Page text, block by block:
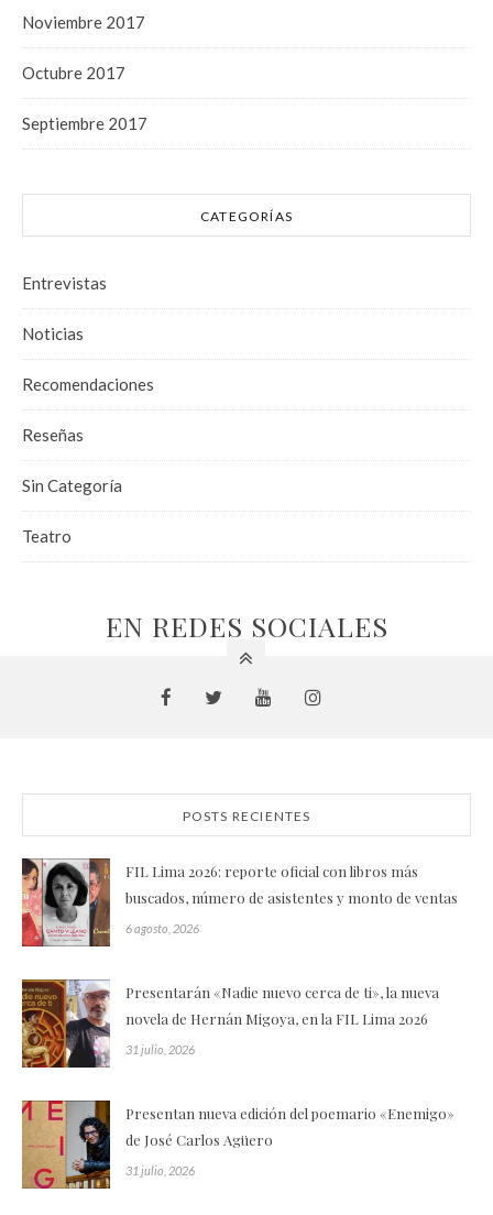
Noviembre 2017
Octubre 2017
Septiembre 2017
CATEGORÍAS
Entrevistas
Noticias
Recomendaciones
Reseñas
Sin Categoría
Teatro
EN REDES SOCIALES
POSTS RECIENTES
FIL Lima 2026: reporte oficial con libros más
buscados, número de asistentes y monto de ventas
6 agosto, 2026
Presentarán «Nadie nuevo cerca de ti», la nueva
novela de Hernán Migoya, en la FIL Lima 2026
31 julio, 2026
Presentan nueva edición del poemario «Enemigo»
de José Carlos Agüero
31 julio, 2026